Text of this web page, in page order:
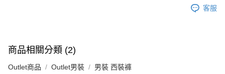
客服
商品相關分類 (2)
Outlet商品 Outlet男裝 男裝 西裝褲